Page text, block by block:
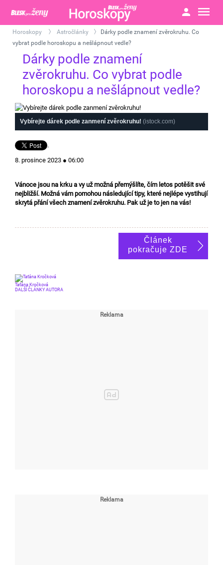
Horoskopy Astročlánky
Dárky podle znamení zvěrokruhu. Co
vybrat podle horoskopu a nešlápnout vedle?
Dárky podle znamení
zvěrokruhu. Co vybrat podle
horoskopu a nešlápnout vedle?
Vybírejte dárek podle zanmení zvěrokruhu! (istock.com)
.
8. prosince 2023 ● 06:00
Vánoce jsou na krku a vy už možná přemýšlíte, čím letos potěšit své
nejbližší. Možná vám pomohou následující tipy, které nejlépe vystihují
skrytá přání všech znamení zvěrokruhu. Pak už je to jen na vás!
Článek
pokračuje ZDE
Taťána Kročková
DALŠÍ ČLÁNKY AUTORA